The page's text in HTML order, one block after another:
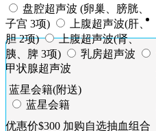
盘腔超声波 (卵巢、膀胱、
子宫 3项)
上腹超声波(肝、
胆 2项)
上腹超声波(肾、
胰、脾 3项)
乳房超声波
甲状腺超声波
蓝星会籍(附送)
蓝星会籍
优惠价$300 加购自选抽血组合